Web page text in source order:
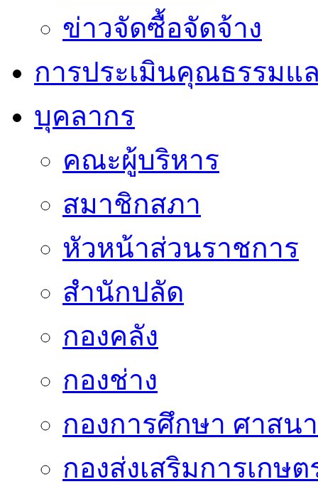
ข่าวจัดซื้อจัดจ้าง
การประเมินคุณธรรมแ
บุคลากร
คณะผู้บริหาร
สมาชิกสภา
หัวหน้าส่วนราชการ
สำนักปลัด
กองคลัง
กองช่าง
กองการศึกษา ศาสน
กองส่งเสริมการเกษต